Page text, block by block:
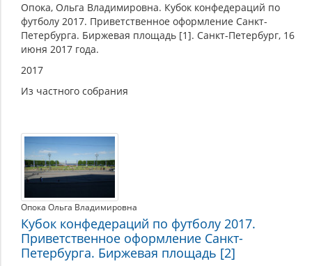
Опока, Ольга Владимировна. Кубок конфедераций по
футболу 2017. Приветственное оформление Санкт-
Петербурга. Биржевая площадь [1]. Санкт-Петербург, 16
июня 2017 года.
2017
Из частного собрания
Опока Ольга Владимировна
Кубок конфедераций по футболу 2017.
Приветственное оформление Санкт-
Петербурга. Биржевая площадь [2]